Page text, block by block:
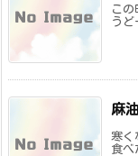
この
う
麻
寒く
食べ